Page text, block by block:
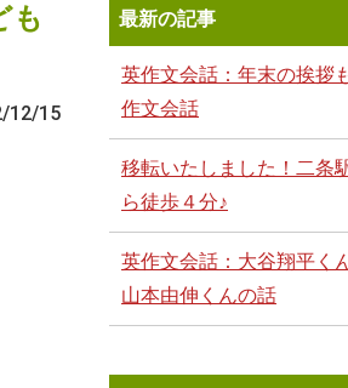
も
12/15
最新の記事
英作文会話：年末の挨拶
作文会話
移転いたしました！二条
ら徒歩４分♪
英作文会話：大谷翔平く
山本由伸くんの話